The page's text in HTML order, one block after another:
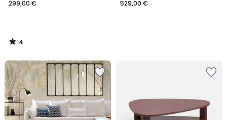
299,00 €
4
/
529,00 €